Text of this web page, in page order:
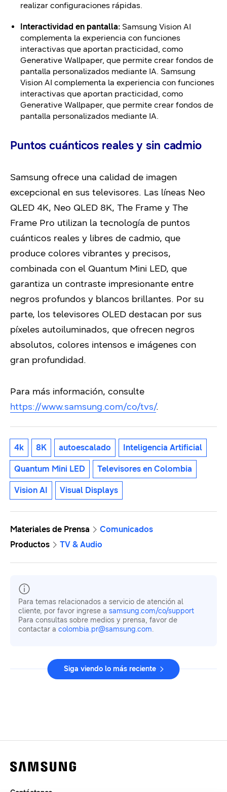
realizar configuraciones rápidas.
Interactividad en pantalla: Samsung Vision AI
complementa la experiencia con funciones
interactivas que aportan practicidad, como
Generative Wallpaper, que permite crear fondos de
pantalla personalizados mediante IA. Samsung
Vision AI complementa la experiencia con funciones
interactivas que aportan practicidad, como
Generative Wallpaper, que permite crear fondos de
pantalla personalizados mediante IA.
Puntos cuánticos reales y sin cadmio
Samsung ofrece una calidad de imagen
excepcional en sus televisores. Las líneas Neo
QLED 4K, Neo QLED 8K, The Frame y The
Frame Pro utilizan la tecnología de puntos
cuánticos reales y libres de cadmio, que
produce colores vibrantes y precisos,
combinada con el Quantum Mini LED, que
garantiza un contraste impresionante entre
negros profundos y blancos brillantes. Por su
parte, los televisores OLED destacan por sus
píxeles autoiluminados, que ofrecen negros
absolutos, colores intensos e imágenes con
gran profundidad.
Para más información, consulte
https://www.samsung.com/co/tvs/.
4k 8K autoescalado Inteligencia Artificial
Quantum Mini LED Televisores en Colombia
Vision AI Visual Displays
Materiales de Prensa
Comunicados
Productos
TV & Audio
Para temas relacionados a servicio de atención al
cliente, por favor ingrese a samsung.com/co/support
Para consultas sobre medios y prensa, favor de
contactar a colombia.pr@samsung.com.
Siga viendo lo más reciente